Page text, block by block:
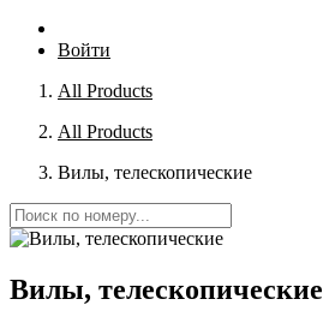
Войти
All Products
All Products
Вилы, телескопические
Вилы, телескопические